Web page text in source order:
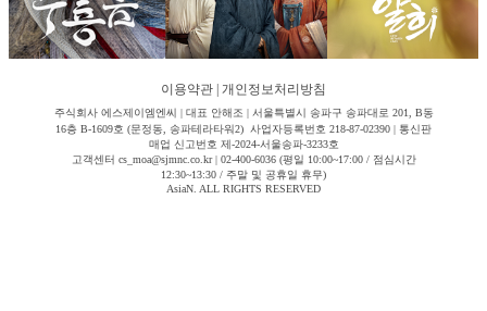
이용약관 개인정보처리방침
주식회사 에스제이엠엔씨 | 대표 안해조 | 서울특별시 송파구 송파대로 201, B동
16층 B-1609호 (문정동, 송파테라타워2) 사업자등록번호 218-87-02390 | 통신판
매업 신고번호 제-2024-서울송파-3233호
고객센터 cs_moa@sjmnc.co.kr | 02-400-6036 (평일 10:00~17:00 / 점심시간
12:30~13:30 / 주말 및 공휴일 휴무)
AsiaN. ALL RIGHTS RESERVED